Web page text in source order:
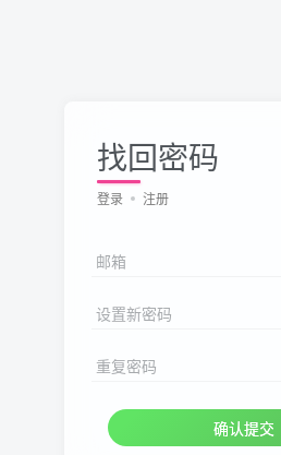
找回密码
登录 注册
邮箱
设置新密码
重复密码
确认提交